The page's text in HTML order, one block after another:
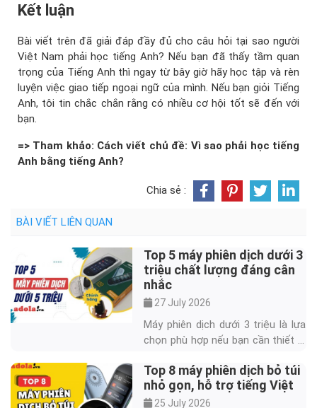
Kết luận
Bài viết trên đã giải đáp đầy đủ cho câu hỏi tại sao người
Việt Nam phải học tiếng Anh? Nếu bạn đã thấy tầm quan
trọng của Tiếng Anh thì ngay từ bây giờ hãy học tập và rèn
luyện việc giao tiếp ngoại ngữ của mình. Nếu bạn giỏi Tiếng
Anh, tôi tin chắc chắn rằng có nhiều cơ hội tốt sẽ đến với
bạn.
=> Tham khảo: Cách viết chủ đề: Vì sao phải học tiếng
Anh bằng tiếng Anh?
Chia sẻ :
BÀI VIẾT LIÊN QUAN
Top 5 máy phiên dịch dưới 3
triệu chất lượng đáng cân
nhắc
27 July 2026
Máy phiên dịch dưới 3 triệu là lựa
chọn phù hợp nếu bạn cần thiết bị
ngữ, bán hàng hoặc giao tiếp ngắn
với người nước ngoài. Trong tầm
giá này, người mua nên ưu tiên khả
Top 8 máy phiên dịch bỏ túi
nhỏ gọn, hỗ trợ tiếng Việt
25 July 2026